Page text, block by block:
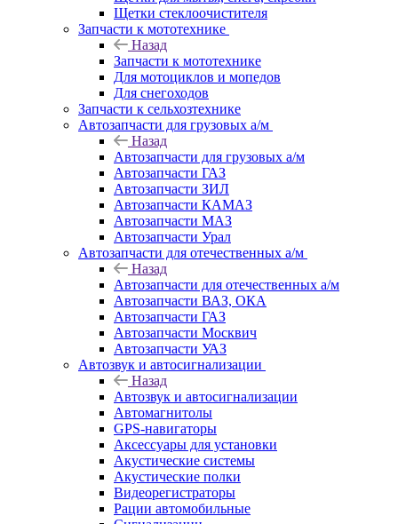
Щетки стеклоочистителя
Запчасти к мототехнике
Назад
Запчасти к мототехнике
Для мотоциклов и мопедов
Для снегоходов
Запчасти к сельхозтехнике
Автозапчасти для грузовых а/м
Назад
Автозапчасти для грузовых а/м
Автозапчасти ГАЗ
Автозапчасти ЗИЛ
Автозапчасти КАМАЗ
Автозапчасти МАЗ
Автозапчасти Урал
Автозапчасти для отечественных а/м
Назад
Автозапчасти для отечественных а/м
Автозапчасти ВАЗ, ОКА
Автозапчасти ГАЗ
Автозапчасти Москвич
Автозапчасти УАЗ
Автозвук и автосигнализации
Назад
Автозвук и автосигнализации
Автомагнитолы
GPS-навигаторы
Аксессуары для установки
Акустические системы
Акустические полки
Видеорегистраторы
Рации автомобильные